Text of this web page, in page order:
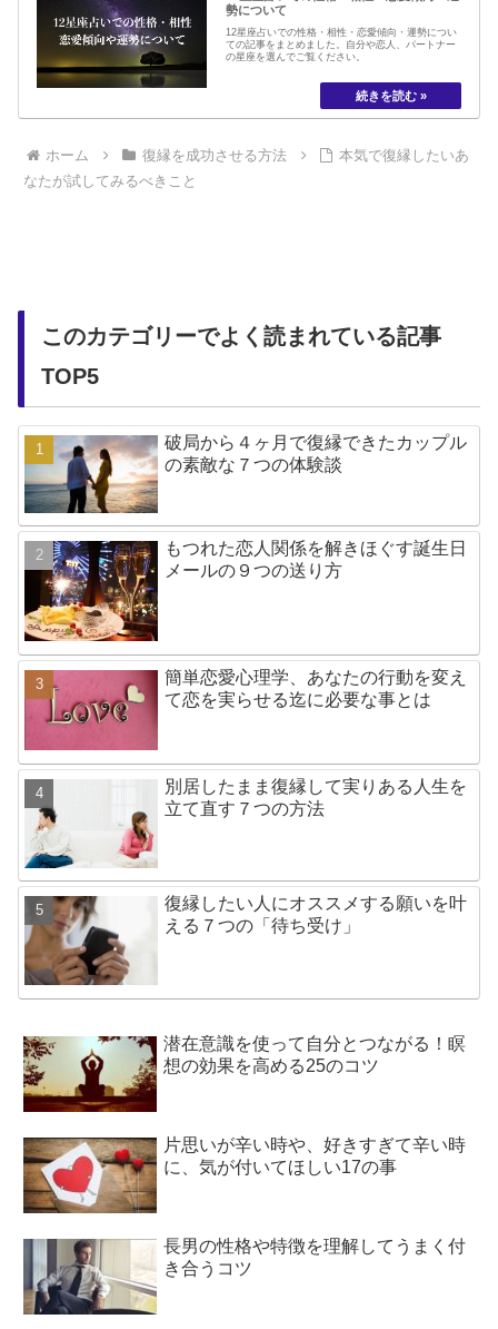
勢について
12星座占いでの性格・相性・恋愛傾向・運勢につい
ての記事をまとめました。自分や恋人、パートナー
の星座を選んでご覧ください。
ホーム 復縁を成功させる方法
本気で復縁したいあ
なたが試してみるべきこと
このカテゴリーでよく読まれている記事
TOP5
破局から４ヶ月で復縁できたカップル
の素敵な７つの体験談
もつれた恋人関係を解きほぐす誕生日
メールの９つの送り方
簡単恋愛心理学、あなたの行動を変え
て恋を実らせる迄に必要な事とは
別居したまま復縁して実りある人生を
立て直す７つの方法
復縁したい人にオススメする願いを叶
える７つの「待ち受け」
潜在意識を使って自分とつながる！瞑
想の効果を高める25のコツ
片思いが辛い時や、好きすぎて辛い時
に、気が付いてほしい17の事
長男の性格や特徴を理解してうまく付
き合うコツ